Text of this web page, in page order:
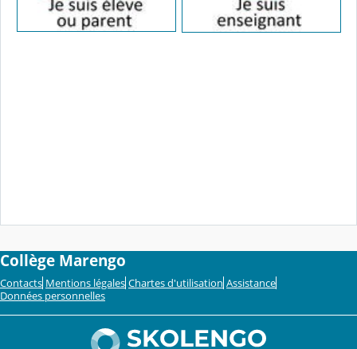
Collège Marengo
Contacts Mentions légales Chartes d'utilisation Assistance
Données personnelles